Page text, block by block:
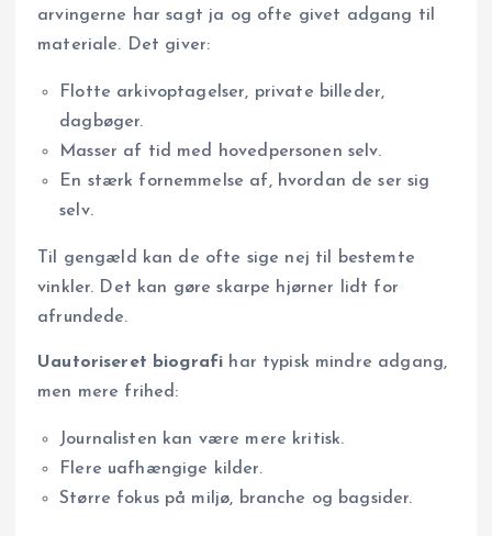
arvingerne har sagt ja og ofte givet adgang til
materiale. Det giver:
Flotte arkivoptagelser, private billeder,
dagbøger.
Masser af tid med hovedpersonen selv.
En stærk fornemmelse af, hvordan de ser sig
selv.
Til gengæld kan de ofte sige nej til bestemte
vinkler. Det kan gøre skarpe hjørner lidt for
afrundede.
Uautoriseret biografi har typisk mindre adgang,
men mere frihed:
Journalisten kan være mere kritisk.
Flere uafhængige kilder.
Større fokus på miljø, branche og bagsider.